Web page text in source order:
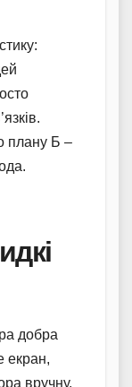
плану Б –
добра
екран,
вручну.